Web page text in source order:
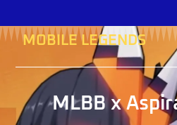
MOBILE LEGENDS
MLBB x